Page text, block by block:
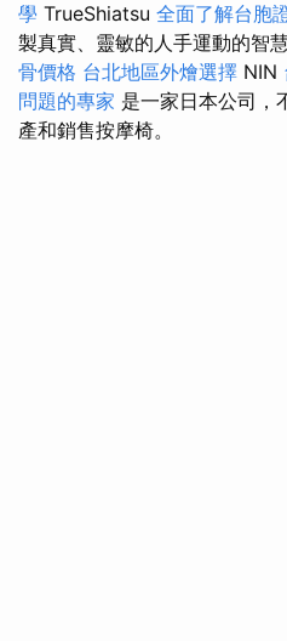
學 TrueShiatsu 全面了解台胞
製真實、靈敏的人手運動的智
骨價格 台北地區外燴選擇 NIN
問題的專家 是一家日本公司，
產和銷售按摩椅。